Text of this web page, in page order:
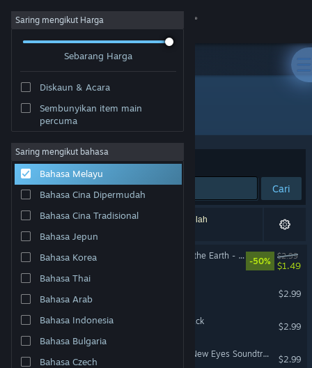
Sign in
Tentang
Sokongan
Ubah bahasa
Dapatkan Steam Mobile App
Lihat laman web desktop
Saring mengikut Harga
Sebarang Harga
Diskaun & Acara
Sembunyikan item main
percuma
Saring mengikut bahasa
Bahasa Melayu
Bahasa Cina Dipermudah
Bahasa Cina Tradisional
Bahasa Jepun
Bahasa Korea
Bahasa Thai
Bahasa Arab
Bahasa Indonesia
Bahasa Bulgaria
Bahasa Czech
Pembangun: Daedalic Entertainment
Susun mengikut Ulasan Pengguna
Cari
4 hasil sepadan dengan carian anda. 32 tajuk telah
dikecualikan berdasarkan pilihan anda.
Ken Follett's The Pillars of the Earth - Soundtrack
-50%
$2.99
$1.49
$2.99
Chains of Satinav Soundtrack
$2.99
Edna & Harvey: Harvey's New Eyes Soundtrack
$2.99